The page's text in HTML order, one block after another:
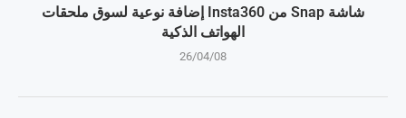
شاشة Snap من Insta360 إضافة نوعية لسوق ملحقات
الهواتف الذكية
26/04/08